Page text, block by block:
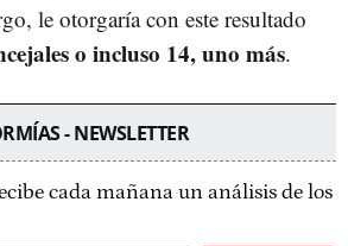
le otorgaría con este resultado
o incluso 14, uno más.
- NEWSLETTER
cada mañana un análisis de los